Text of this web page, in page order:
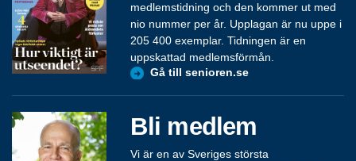
medlemstidning och den kommer ut med
nio nummer per år. Upplagan är nu uppe i
205 400 exemplar. Tidningen är en
uppskattad medlemsförmån.
Gå till senioren.se
Bli medlem
Vi är en av Sveriges största